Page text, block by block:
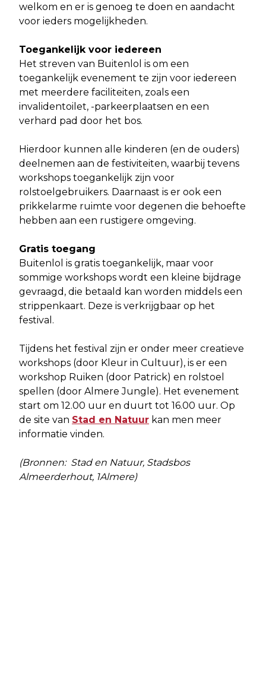
welkom en er is genoeg te doen en aandacht
voor ieders mogelijkheden.
Toegankelijk voor iedereen
Het streven van Buitenlol is om een
toegankelijk evenement te zijn voor iedereen
met meerdere faciliteiten, zoals een
invalidentoilet, -parkeerplaatsen en een
verhard pad door het bos.
Hierdoor kunnen alle kinderen (en de ouders)
deelnemen aan de festiviteiten, waarbij tevens
workshops toegankelijk zijn voor
rolstoelgebruikers. Daarnaast is er ook een
prikkelarme ruimte voor degenen die behoefte
hebben aan een rustigere omgeving.
Gratis toegang
Buitenlol is gratis toegankelijk, maar voor
sommige workshops wordt een kleine bijdrage
gevraagd, die betaald kan worden middels een
strippenkaart. Deze is verkrijgbaar op het
festival.
Tijdens het festival zijn er onder meer creatieve
workshops (door Kleur in Cultuur), is er een
workshop Ruiken (door Patrick) en rolstoel
spellen (door Almere Jungle). Het evenement
start om 12.00 uur en duurt tot 16.00 uur. Op
de site van Stad en Natuur kan men meer
informatie vinden.
(Bronnen: Stad en Natuur, Stadsbos
Almeerderhout, 1Almere)